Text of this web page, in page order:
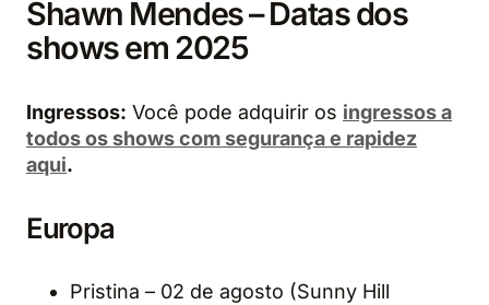
Shawn Mendes – Datas dos
shows em 2025
Ingressos: Você pode adquirir os ingressos a
todos os shows com segurança e rapidez
aqui.
Europa
Pristina – 02 de agosto (Sunny Hill